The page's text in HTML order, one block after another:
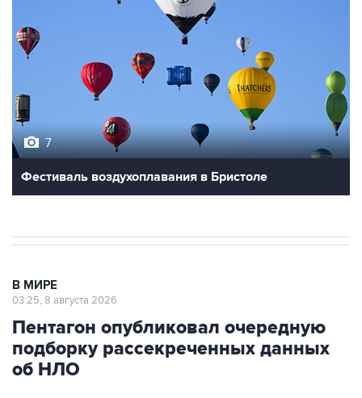
Фестиваль воздухоплавания в Бристоле
Пентагон опубликовал очередную
подборку рассекреченных данных
об НЛО
Москва. 8 августа. INTERFAX.RU - Пентагон